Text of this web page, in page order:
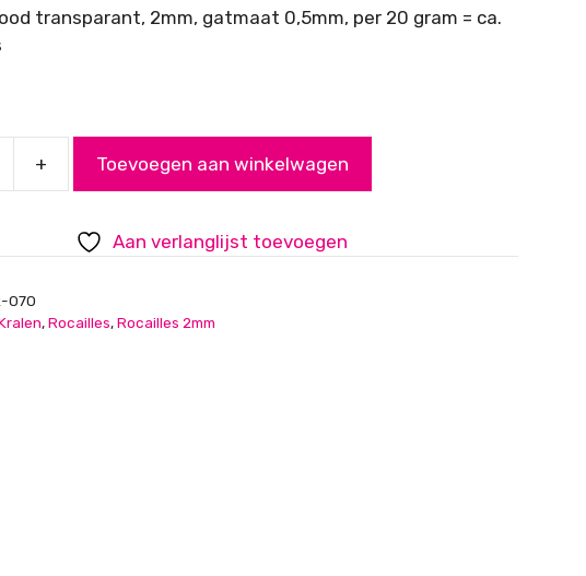
transparant, 2mm, gatmaat 0,5mm, per 20 gram = ca.
+ Toevoegen aan winkelwagen
Aan verlanglijst toevoegen
070
,Rocailles,Rocailles 2mm